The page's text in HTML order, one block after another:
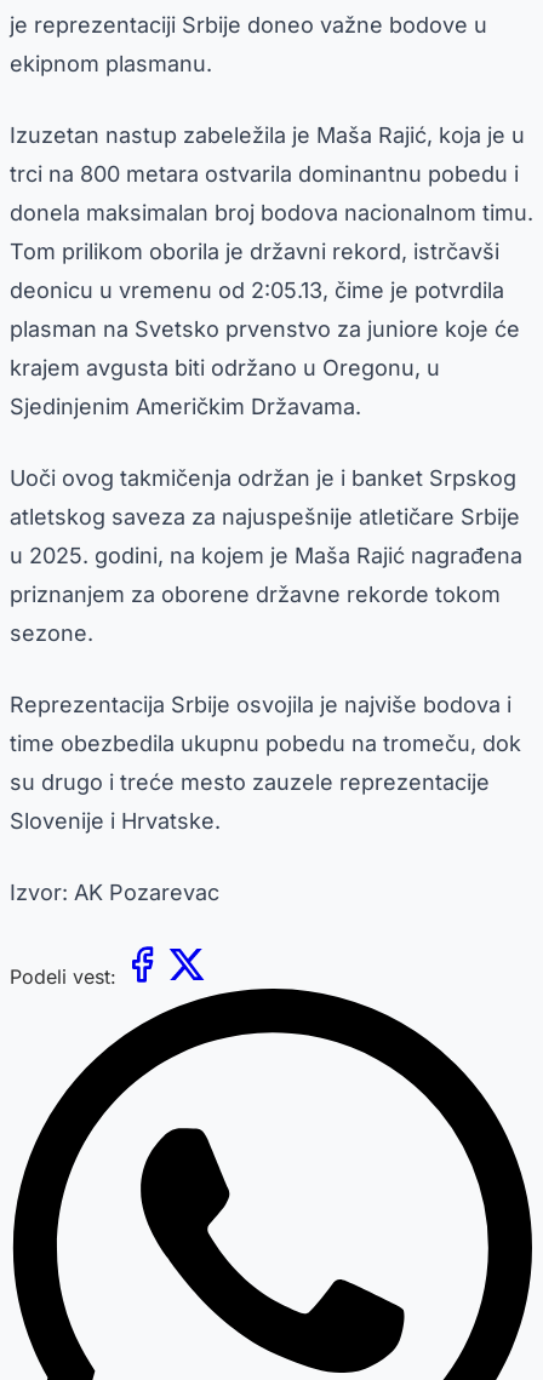
je reprezentaciji Srbije doneo važne bodove u
ekipnom plasmanu.
Izuzetan nastup zabeležila je Maša Rajić, koja je u
trci na 800 metara ostvarila dominantnu pobedu i
donela maksimalan broj bodova nacionalnom timu.
Tom prilikom oborila je državni rekord, istrčavši
deonicu u vremenu od 2:05.13, čime je potvrdila
plasman na Svetsko prvenstvo za juniore koje će
krajem avgusta biti održano u Oregonu, u
Sjedinjenim Američkim Državama.
Uoči ovog takmičenja održan je i banket Srpskog
atletskog saveza za najuspešnije atletičare Srbije
u 2025. godini, na kojem je Maša Rajić nagrađena
priznanjem za oborene državne rekorde tokom
sezone.
Reprezentacija Srbije osvojila je najviše bodova i
time obezbedila ukupnu pobedu na tromeču, dok
su drugo i treće mesto zauzele reprezentacije
Slovenije i Hrvatske.
Izvor: AK Pozarevac
Podeli vest: